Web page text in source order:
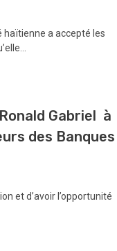
haïtienne a accepté les
Gabriel à
des Banques
et d’avoir l’opportunité